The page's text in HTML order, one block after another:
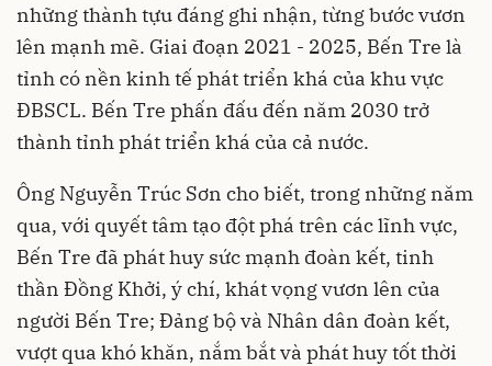
những thành tựu đáng ghi nhận, từng bước vươn
lên mạnh mẽ. Giai đoạn 2021 - 2025, Bến Tre là
tỉnh có nền kinh tế phát triển khá của khu vực
ĐBSCL. Bến Tre phấn đấu đến năm 2030 trở
thành tỉnh phát triển khá của cả nước.
Ông Nguyễn Trúc Sơn cho biết, trong những năm
qua, với quyết tâm tạo đột phá trên các lĩnh vực,
Bến Tre đã phát huy sức mạnh đoàn kết, tinh
thần Đồng Khởi, ý chí, khát vọng vươn lên của
người Bến Tre; Đảng bộ và Nhân dân đoàn kết,
vượt qua khó khăn, nắm bắt và phát huy tốt thời